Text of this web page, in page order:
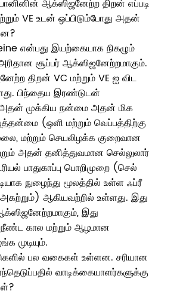
ஆக்ஸிஜனேற்ற திறன் எப்படி
VE உடன் ஒப்பிடும்போது அதன்
என்பது இயற்கையாக நிகழும்
அரிதான சூப்பர் ஆக்ஸிஜனேற்றமாகும்.
திறன் VC மற்றும் VE ஐ விட
பிந்தைய இரண்டுடன்
​​அதன் முக்கிய நன்மை அதன் மிக
(ஒளி மற்றும் வெப்பத்திற்கு
மற்றும் செயலிழக்க குறைவான
அதன் தனித்துவமான செல்லுலார்
பாதுகாப்பு பொறிமுறை (செல்
நுழைந்து மூலத்தில் உள்ள ஃப்ரீ
ஆகியவற்றில் உள்ளது. இது
இது
நீண்ட கால மற்றும் ஆழமான
முடியும்.
பல வகைகள் உள்ளன. சரியான
வாடிக்கையாளர்களுக்கு